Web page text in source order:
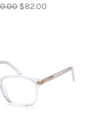
$82.00